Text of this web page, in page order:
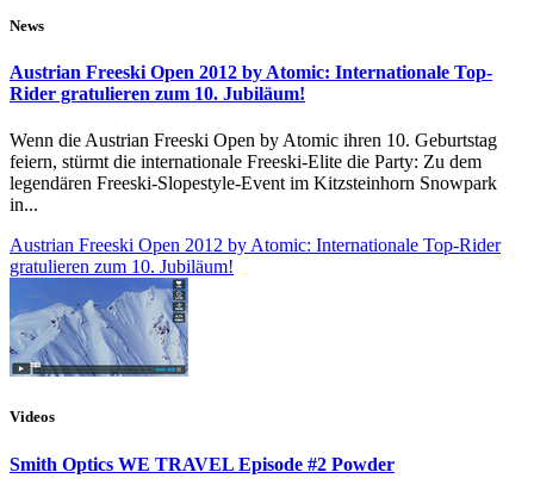
News
Austrian Freeski Open 2012 by Atomic: Internationale Top-
Rider gratulieren zum 10. Jubiläum!
Wenn die Austrian Freeski Open by Atomic ihren 10. Geburtstag
feiern, stürmt die internationale Freeski-Elite die Party: Zu dem
legendären Freeski-Slopestyle-Event im Kitzsteinhorn Snowpark
in...
Austrian Freeski Open 2012 by Atomic: Internationale Top-Rider
gratulieren zum 10. Jubiläum!
Videos
Smith Optics WE TRAVEL Episode #2 Powder